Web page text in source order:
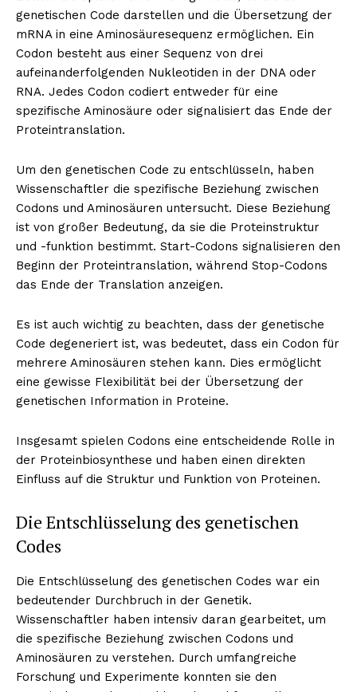
genetischen Code darstellen und die Übersetzung der
mRNA in eine Aminosäuresequenz ermöglichen. Ein
Codon besteht aus einer Sequenz von drei
aufeinanderfolgenden Nukleotiden in der DNA oder
RNA. Jedes Codon codiert entweder für eine
spezifische Aminosäure oder signalisiert das Ende der
Proteintranslation.
Um den genetischen Code zu entschlüsseln, haben
Wissenschaftler die spezifische Beziehung zwischen
Codons und Aminosäuren untersucht. Diese Beziehung
ist von großer Bedeutung, da sie die Proteinstruktur
und -funktion bestimmt. Start-Codons signalisieren den
Beginn der Proteintranslation, während Stop-Codons
das Ende der Translation anzeigen.
Es ist auch wichtig zu beachten, dass der genetische
Code degeneriert ist, was bedeutet, dass ein Codon für
mehrere Aminosäuren stehen kann. Dies ermöglicht
eine gewisse Flexibilität bei der Übersetzung der
genetischen Information in Proteine.
Insgesamt spielen Codons eine entscheidende Rolle in
der Proteinbiosynthese und haben einen direkten
Einfluss auf die Struktur und Funktion von Proteinen.
Die Entschlüsselung des genetischen
Codes
Die Entschlüsselung des genetischen Codes war ein
bedeutender Durchbruch in der Genetik.
Wissenschaftler haben intensiv daran gearbeitet, um
die spezifische Beziehung zwischen Codons und
Aminosäuren zu verstehen. Durch umfangreiche
Forschung und Experimente konnten sie den